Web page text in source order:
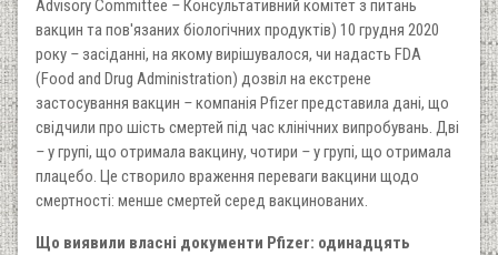
Advisory Committee –Консультативний комітет з питань
вакцин та пов'язаних біологічних продуктів) 10 грудня 2020
року – засіданні, на якому вирішувалося, чи надасть FDA
(Food and Drug Administration) дозвіл на екстрене
застосування вакцин –компанія Pfizer представила дані, що
свідчили про шість смертей під час клінічних випробувань. Дві
–у групі, що отримала вакцину, чотири –у групі, що отримала
плацебо. Це створило враження переваги вакцини щодо
смертності: менше смертей серед вакцинованих.
Що виявили власні документи Pfizer: одинадцять